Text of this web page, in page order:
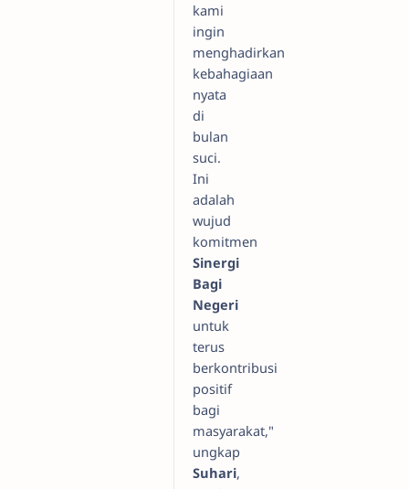
kami
ingin
menghadirkan
kebahagiaan
nyata
di
bulan
suci.
Ini
adalah
wujud
komitmen
Sinergi
Bagi
Negeri
untuk
terus
berkontribusi
positif
bagi
masyarakat,"
ungkap
Suhari,